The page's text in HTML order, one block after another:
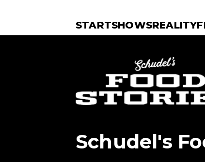
STARTSHOWSREALITY
Schudel's